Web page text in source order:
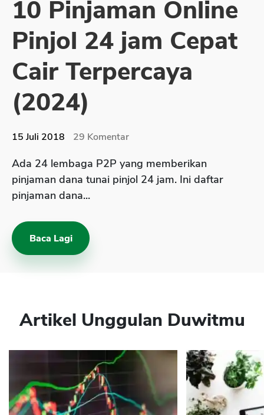
Sekuritas Saham
Bank Digital
Crypto
Assets Crypto
Exchange
Asuransi Kesehatan
Asuransi Syariah
10 Pinjaman Online
Pinjol 24 jam Cepat
Cair Terpercaya
(2024)
15 Juli 2018 29 Komentar
Ada 24 lembaga P2P yang memberikan
pinjaman dana tunai pinjol 24 jam. Ini daftar
pinjaman dana...
Baca Lagi
Artikel Unggulan Duwitmu